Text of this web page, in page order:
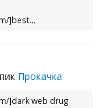
]best...
Прокачка
]dark web drug